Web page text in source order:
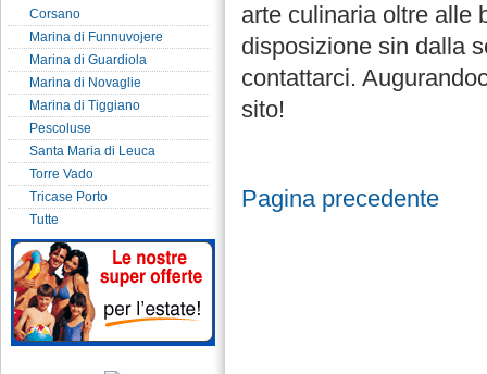
Corsano
Marina di Funnuvojere
Marina di Guardiola
Marina di Novaglie
Marina di Tiggiano
Pescoluse
Santa Maria di Leuca
Torre Vado
Tricase Porto
Tutte
arte culinaria oltre alle
disposizione sin dalla
contattarci.
sito!
Pagina precedente